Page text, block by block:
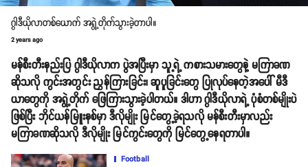
ဂွါဒီယိုလာတစ်ယောက် အရွဲ့တိုက်သွားခဲ့တာပါ။
2 years ago
မန်စီးတီးနည်းပြ ဂွါဒီယိုလာက ပွဲအပြီးမှာ သူ့ရဲ့ ကစားသမားတွေနဲ့ မကြာခဏ
ဆိုသလို ကွင်းအတွင်း ညွှန်ကြားခြင်း၊ ဆူပူခြင်းတွေ ပြုလုပ်နေတဲ့အပေါ် မီဒီ
ယာတွေကို အရွဲ့တိုက် ဖြေကြားသွားခဲ့ပါတယ်။ ဒါဟာ ဂွါဒီယိုလာရဲ့ ပုံစံတစ်မျိုးပဲ
ဖြစ်ပြီး ဘိုင်ယန်မြူးနစ်မှာ ဒီလိုမျိုး မြင်တွေ့ခဲ့ရသလို မန်စီးတီးမှာလည်း
မကြာခဏဆိုသလို ဒီလိုမျိုး မြင်ကွင်းတွေကို မြင်တွေ့နေရတာပါ။
Football